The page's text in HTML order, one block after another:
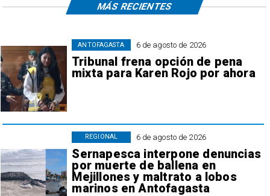
6 de agosto de 2026
Tribunal frena opción de pena
mixta para Karen Rojo por ahora
ANTOFAGASTA
6 de agosto de 2026
Sernapesca interpone denuncias
por muerte de ballena en
Mejillones y maltrato a lobos
marinos en Antofagasta
REGIONAL
MÁS RECIENTES